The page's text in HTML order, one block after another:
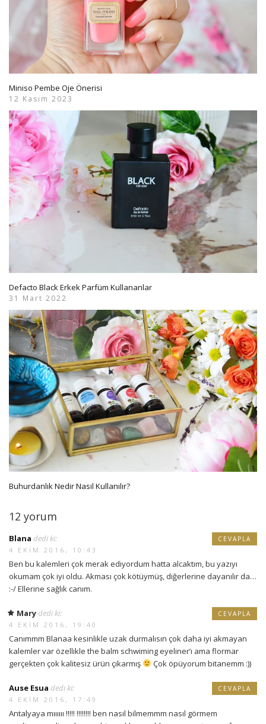
Miniso Pembe Oje Önerisi
12 Kasım 2023
Defacto Black Erkek Parfüm Kullananlar
31 Mart 2022
Buhurdanlık Nedir Nasıl Kullanılır?
12 yorum
Blana dedi ki:
4 EKIM 2016, 10:43
Ben bu kalemleri çok merak ediyordum hatta alcaktım, bu yazıyı
okumam çok iyi oldu. Akması çok kötüymüş, diğerlerine dayanılır da…
:-/ Ellerine sağlık canım.
CEVAPLA
Mary dedi ki:
4 EKIM 2016, 19:40
Canımmm Blanaa kesinlikle uzak durmalısın çok daha iyi akmayan
kalemler var özellikle the balm schwiming eyeliner’ı ama flormar
gerçekten çok kalitesiz ürün çıkarmış
Çok öpüyorum bitanemm :))
CEVAPLA
Ause Esua dedi ki:
4 EKIM 2016, 17:49
Antalyaya mıııııı !!!!! !!!!!!!! ben nasıl bilmemmm nasıl görmem
CEVAPLA